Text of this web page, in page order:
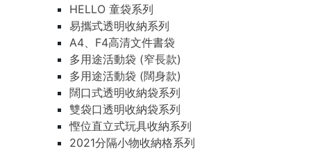
HELLO 童袋系列
易攜式透明收納系列
A4、F4高清文件書袋
多用途活動袋 (窄長款)
多用途活動袋 (闊身款)
闊口式透明收納袋系列
雙袋口透明收納袋系列
慳位直立式玩具收納系列
2021分隔小物收納格系列